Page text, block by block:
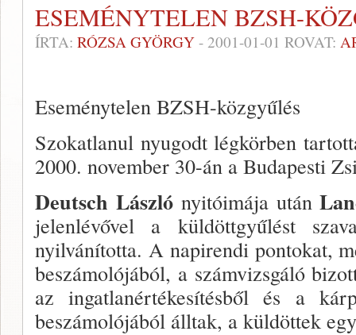
ESEMÉNYTELEN BZSH-
ÍRTA: RÓZSA GYÖRGY - 2001-01-01 ROVAT:
Eseménytelen BZSH-közgyűlés
Szokatlanul nyugodt légkörben
2000. november 30-án a Budapesti
Deutsch László nyitóimája után
jelen­lévővel a küldöttgyűlést
nyilvánította. A napi­rendi pontokat,
beszámolójából, a számvizs­gáló
az ingatlanértékesítésből és a
beszámolójából álltak, a küldöttek